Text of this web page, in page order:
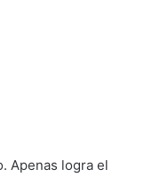
Apenas logra el